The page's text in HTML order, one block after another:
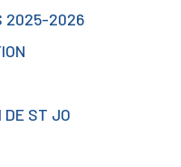
2025-2026
DE ST JO